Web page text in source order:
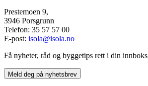
Prestemoen 9,
3946 Porsgrunn
Telefon: 35 57 57 00
E-post: isola@isola.no
Få nyheter, råd og byggetips rett i din innboks
Meld deg på nyhetsbrev